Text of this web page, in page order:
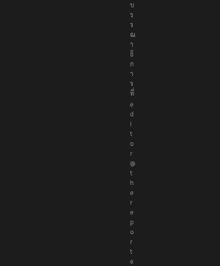
บ
ร
ร
ณ
า
ธิ
ก
า
ร
ที่
e
d
i
t
o
r
@
t
h
e
r
e
p
o
r
t
e